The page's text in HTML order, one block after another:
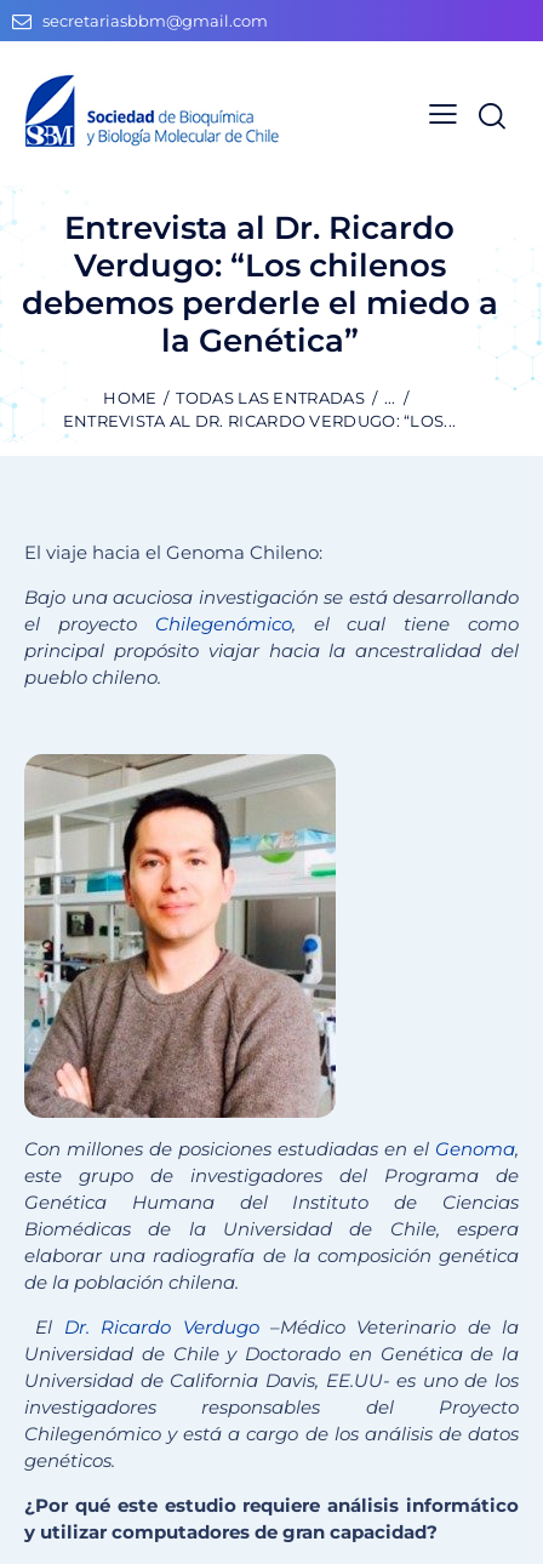
secretariasbbm@gmail.com
Entrevista al Dr. Ricardo
Verdugo: “Los chilenos
debemos perderle el miedo a
la Genética”
HOME TODAS LAS ENTRADAS
...
ENTREVISTA AL DR. RICARDO VERDUGO: “LOS...
El viaje hacia el Genoma Chileno:
Bajo una acuciosa investigación se está desarrollando
el proyecto Chilegenómico, el cual tiene como
principal propósitoviajar hacia la ancestralidad del
pueblo chileno.
Con millones de posiciones estudiadas en el Genoma,
este grupo de investigadores del Programa de
Genética Humana del Instituto de Ciencias
Biomédicas de la Universidad de Chile, espera
elaborar una radiografía de la composición genética
de la población chilena.
El Dr. Ricardo Verdugo–Médico Veterinario de la
Universidad de Chile y Doctorado en Genética de la
Universidad de California Davis, EE.UU- es uno de los
investigadores responsables del Proyecto
Chilegenómico y está a cargo de los análisis de datos
genéticos.
¿Por qué este estudio requiere análisis informático
y utilizar computadores de gran capacidad?